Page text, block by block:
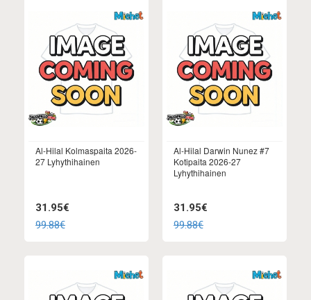
Al-Hilal Kolmaspaita 2026-
27 Lyhythihainen
31.95€
99.88€
Al-Hilal Darwin Nunez #7
Kotipaita 2026-27
Lyhythihainen
31.95€
99.88€